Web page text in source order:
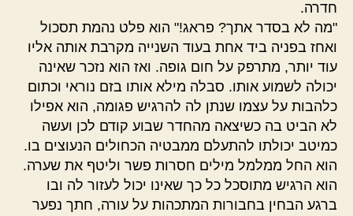
חדרה.
"מה לא בסדר אתך? פראג!" הוא פלט נהמת תסכול
ואחז בפניה ביד אחת בעוד השנייה מקרבת אותה אליו
עוד יותר, מתרפק על חום גופה. ואז הוא נזכר שאינה
יכולה לשמוע אותו. סבלה מילא אותו בזם נוראי וכתום
כלהבות על עצמו שנתן לה להרגיש פגומה, הוא אפילו
לא הביט בה כשיצאה מהחדר שבוע קודם לכן ועשה
כמיטב יכולתו להתעלם ממבטיה הכחולים הנעוצים בו.
הוא החל ממלמל מילים חסרות פשר וליטף את שערה.
הוא הרגיש מתוסכל כל כך שאינו יכול לעזור לה ובו
ברגע הבחין בחבורות המתכהות על עורה, חתך נפער